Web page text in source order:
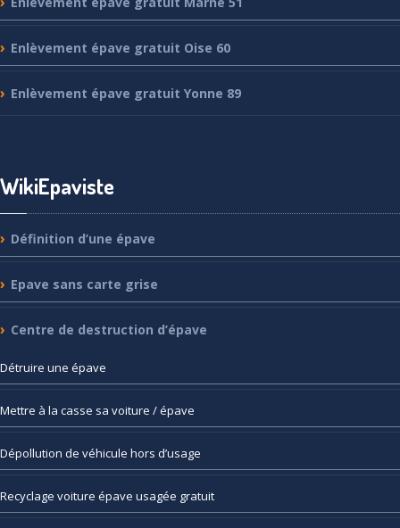
Enlèvement épave gratuit Oise 60
Enlèvement épave gratuit Yonne 89
WikiEpaviste
Définition d’une épave
Epave sans carte grise
Centre de destruction d’épave
Détruire une épave
Mettre à la casse sa voiture / épave
Dépollution de véhicule hors d’usage
Recyclage voiture épave usagée gratuit